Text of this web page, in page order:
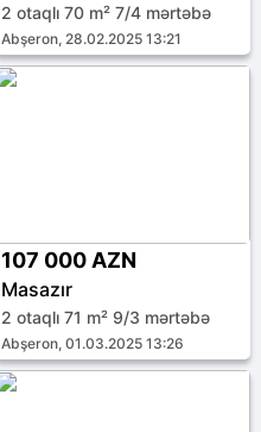
2 otaqlı 70 m² 7/4 mərtəbə
Abşeron, 28.02.2025 13:21
107 000 AZN
Masazır
2 otaqlı 71 m² 9/3 mərtəbə
Abşeron, 01.03.2025 13:26